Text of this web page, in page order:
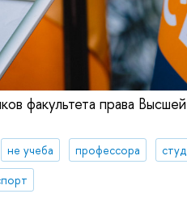
факультета права
не учеба профессора